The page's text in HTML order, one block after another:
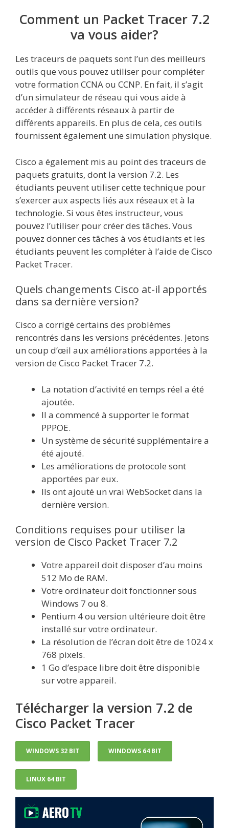
Comment un Packet Tracer 7.2
va vous aider?
Les traceurs de paquets sont l’un des meilleurs
outils que vous pouvez utiliser pour compléter
votre formation CCNA ou CCNP. En fait, il s’agit
d’un simulateur de réseau qui vous aide à
accéder à différents réseaux à partir de
différents appareils. En plus de cela, ces outils
fournissent également une simulation physique.
Cisco a également mis au point des traceurs de
paquets gratuits, dont la version 7.2. Les
étudiants peuvent utiliser cette technique pour
s’exercer aux aspects liés aux réseaux et à la
technologie. Si vous êtes instructeur, vous
pouvez l’utiliser pour créer des tâches. Vous
pouvez donner ces tâches à vos étudiants et les
étudiants peuvent les compléter à l’aide de Cisco
Packet Tracer.
Quels changements Cisco at-il apportés
dans sa dernière version?
Cisco a corrigé certains des problèmes
rencontrés dans les versions précédentes. Jetons
un coup d’œil aux améliorations apportées à la
version de Cisco Packet Tracer 7.2.
La notation d’activité en temps réel a été
ajoutée.
Il a commencé à supporter le format
PPPOE.
Un système de sécurité supplémentaire a
été ajouté.
Les améliorations de protocole sont
apportées par eux.
Ils ont ajouté un vrai WebSocket dans la
dernière version.
Conditions requises pour utiliser la
version de Cisco Packet Tracer 7.2
Votre appareil doit disposer d’au moins
512 Mo de RAM.
Votre ordinateur doit fonctionner sous
Windows 7 ou 8.
Pentium 4 ou version ultérieure doit être
installé sur votre ordinateur.
La résolution de l’écran doit être de 1024 x
768 pixels.
1 Go d’espace libre doit être disponible
sur votre appareil.
Télécharger la version 7.2 de
Cisco Packet Tracer
WINDOWS 32 BIT WINDOWS 64 BIT
LINUX 64 BIT